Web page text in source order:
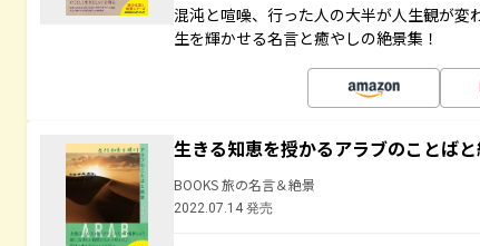
混沌と喧噪、行った人の大半が人生観が
生を輝かせる名言と癒やしの絶景集！
生きる知恵を授かるアラブのことば
BOOKS 旅の名言＆絶景
2022.07.14 発売